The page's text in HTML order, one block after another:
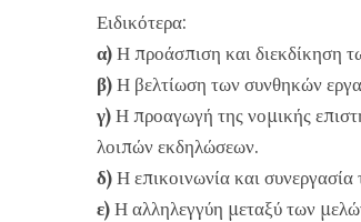
Ειδικότερα:
α)Η προάσπιση και διεκδίκηση
β)Η βελτίωση των συνθηκών
γ)Η προαγωγή της νομικής
λοιπών εκδηλώσεων.
δ)Η επικοινωνία και συνεργασία
ε)Η αλληλεγγύη μεταξύ των